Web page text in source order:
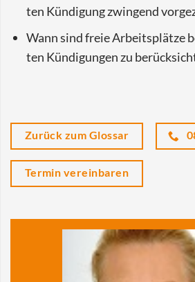
ten Kün­di­gung zwin­gend
Wann sind freie Ar­beits­plät­ze
ten Kün­di­gun­gen zu
Zurück zum Glossar
Termin vereinbaren